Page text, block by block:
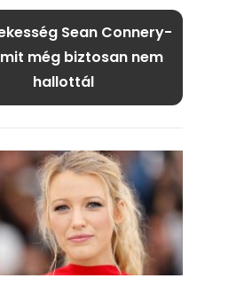
Sean Connery-
még biztosan nem
hallottál